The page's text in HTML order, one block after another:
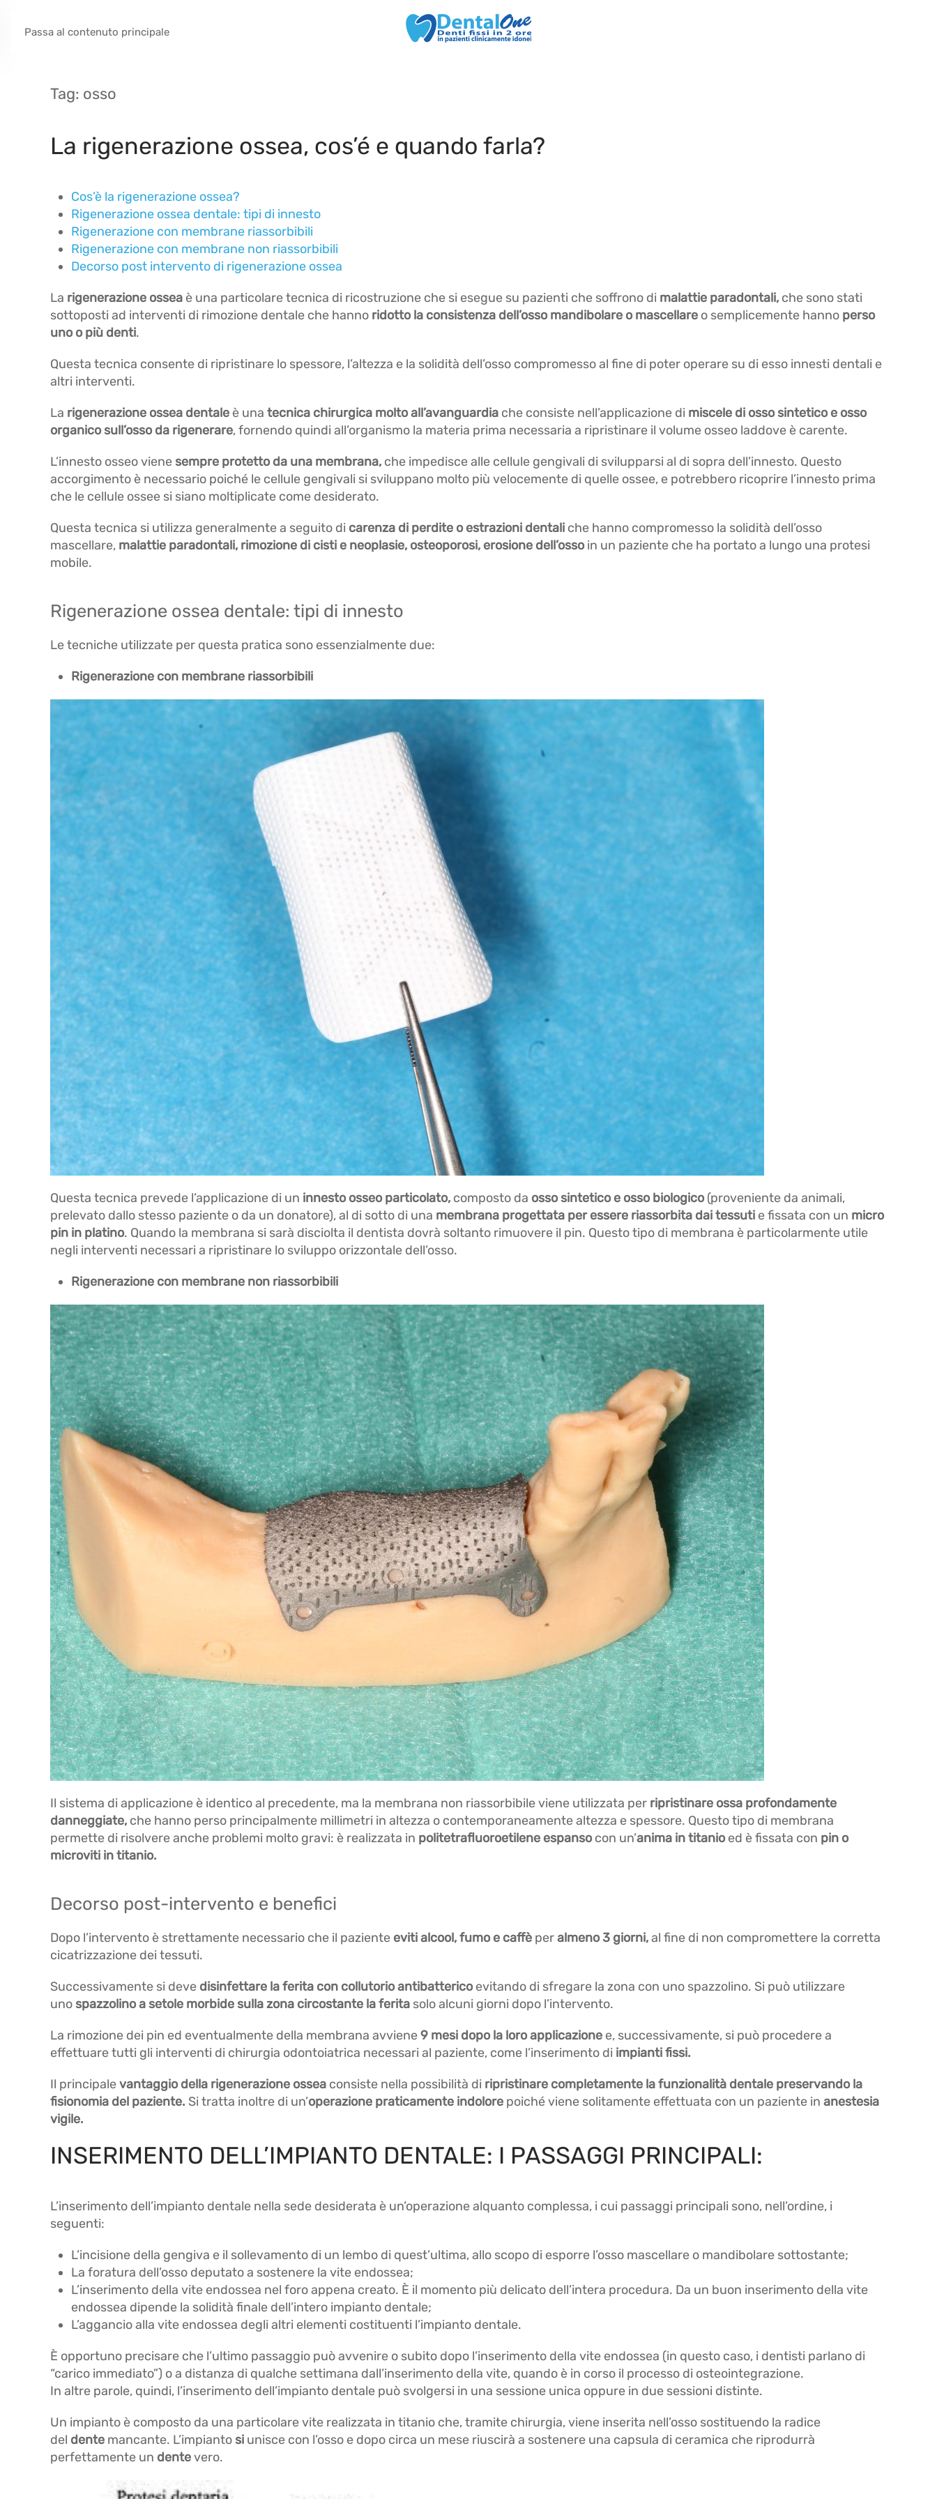
Passa al contenuto principale
Tag: osso
La rigenerazione ossea, cos’é e quando farla?
Cos’è la rigenerazione ossea?
Rigenerazione ossea dentale: tipi di innesto
Rigenerazione con membrane riassorbibili
Rigenerazione con membrane non riassorbibili
Decorso post intervento di rigenerazione ossea
La rigenerazione ossea è una particolare tecnica di ricostruzione che si esegue su pazienti che soffrono di malattie paradontali, che sono stati
sottoposti ad interventi di rimozione dentale che hanno ridotto la consistenza dell’osso mandibolare o mascellare o semplicemente hanno perso
uno o più denti.
Questa tecnica consente di ripristinare lo spessore, l’altezza e la solidità dell’osso compromesso al fine di poter operare su di esso innesti dentali e
altri interventi.
La rigenerazione ossea dentale è una tecnica chirurgica molto all’avanguardia che consiste nell’applicazione di miscele di osso sintetico e osso
organico sull’osso da rigenerare, fornendo quindi all’organismo la materia prima necessaria a ripristinare il volume osseo laddove è carente.
L’innesto osseo vienesempre protetto da una membrana, che impedisce alle cellule gengivali di svilupparsi al di sopra dell’innesto. Questo
accorgimento è necessario poiché le cellule gengivali si sviluppano molto più velocemente di quelle ossee, e potrebbero ricoprire l’innesto prima
che le cellule ossee si siano moltiplicate come desiderato.
Questa tecnica si utilizza generalmente a seguito di carenza di perdite o estrazioni dentali che hanno compromesso la solidità dell’osso
mascellare, malattie paradontali, rimozione di cisti e neoplasie, osteoporosi, erosione dell’osso in un paziente che ha portato a lungo una protesi
mobile.
Rigenerazione ossea dentale: tipi di innesto
Le tecniche utilizzate per questa pratica sono essenzialmente due:
Rigenerazione con membrane riassorbibili
Questa tecnica prevede l’applicazione di un innesto osseo particolato, composto da osso sintetico e osso biologico (proveniente da animali,
prelevato dallo stesso paziente o da un donatore), al di sotto di una membrana progettata per essere riassorbita dai tessuti e fissata con un micro
pin in platino. Quando la membrana si sarà disciolta il dentista dovrà soltanto rimuovere il pin. Questo tipo di membrana è particolarmente utile
negli interventi necessari a ripristinare lo sviluppo orizzontale dell’osso.
Rigenerazione con membrane non riassorbibili
Il sistema di applicazione è identico al precedente, ma la membrana non riassorbibile viene utilizzata per ripristinare ossa profondamente
danneggiate, che hanno perso principalmente millimetri in altezza o contemporaneamente altezza e spessore. Questo tipo di membrana
permette di risolvere anche problemi molto gravi: è realizzata in politetrafluoroetilene espanso con un’anima in titanio ed è fissata con pin o
microviti in titanio.
Decorso post-intervento e benefici
Dopo l’intervento è strettamente necessario che il paziente eviti alcool, fumo e caffè peralmeno 3 giorni,al fine di non compromettere la corretta
cicatrizzazione dei tessuti.
Successivamente si deve disinfettare la ferita con collutorio antibatterico evitando di sfregare la zona con uno spazzolino. Si può utilizzare
unospazzolino a setole morbide sulla zona circostante la ferita solo alcuni giorni dopo l’intervento.
La rimozione dei pin ed eventualmente della membrana avviene9 mesi dopo la loro applicazione e, successivamente, si può procedere a
effettuare tutti gli interventi di chirurgia odontoiatrica necessari al paziente, come l’inserimento di impianti fissi.
Il principalevantaggio della rigenerazione ossea consiste nella possibilità di ripristinare completamente la funzionalità dentale preservando la
fisionomia del paziente. Si tratta inoltre di un’operazione praticamente indolore poiché viene solitamente effettuata con un paziente in anestesia
vigile.
INSERIMENTO DELL’IMPIANTO DENTALE: I PASSAGGI PRINCIPALI:
L’inserimento dell’impianto dentale nella sede desiderata è un’operazione alquanto complessa, i cui passaggi principali sono, nell’ordine, i
seguenti:
L’incisione della gengiva e il sollevamento di un lembo di quest’ultima, allo scopo di esporre l’osso mascellare o mandibolare sottostante;
La foratura dell’osso deputato a sostenere la vite endossea;
L’inserimento della vite endossea nel foro appena creato. È il momento più delicato dell’intera procedura. Da un buon inserimento della vite
endossea dipende la solidità finale dell’intero impianto dentale;
L’aggancio alla vite endossea degli altri elementi costituenti l’impianto dentale.
È opportuno precisare che l’ultimo passaggio può avvenire o subito dopo l’inserimento della vite endossea (in questo caso, i dentisti parlano di
“carico immediato”) o a distanza di qualche settimana dall’inserimento della vite, quando è in corso il processo di osteointegrazione.
In altre parole, quindi, l’inserimento dell’impianto dentale può svolgersi in una sessione unica oppure in due sessioni distinte.
Un impianto è composto da una particolare vite realizzata in titanio che, tramite chirurgia, viene inserita nell’osso sostituendo la radice
del dente mancante. L’impiantosi unisce con l’osso e dopo circa un mese riuscirà a sostenere una capsula di ceramica che riprodurrà
perfettamente un dentevero.